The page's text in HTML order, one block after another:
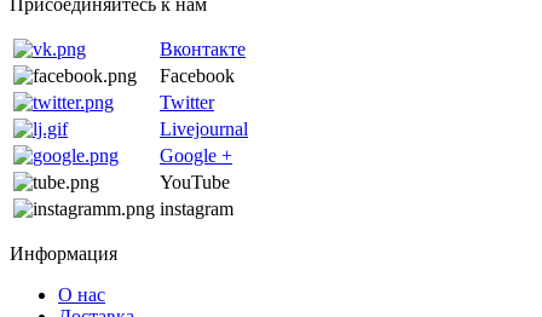
Присоединяйтесь к нам
Вконтакте
Facebook
Twitter
Livejournal
Google +
YouTube
instagram
Информация
О нас